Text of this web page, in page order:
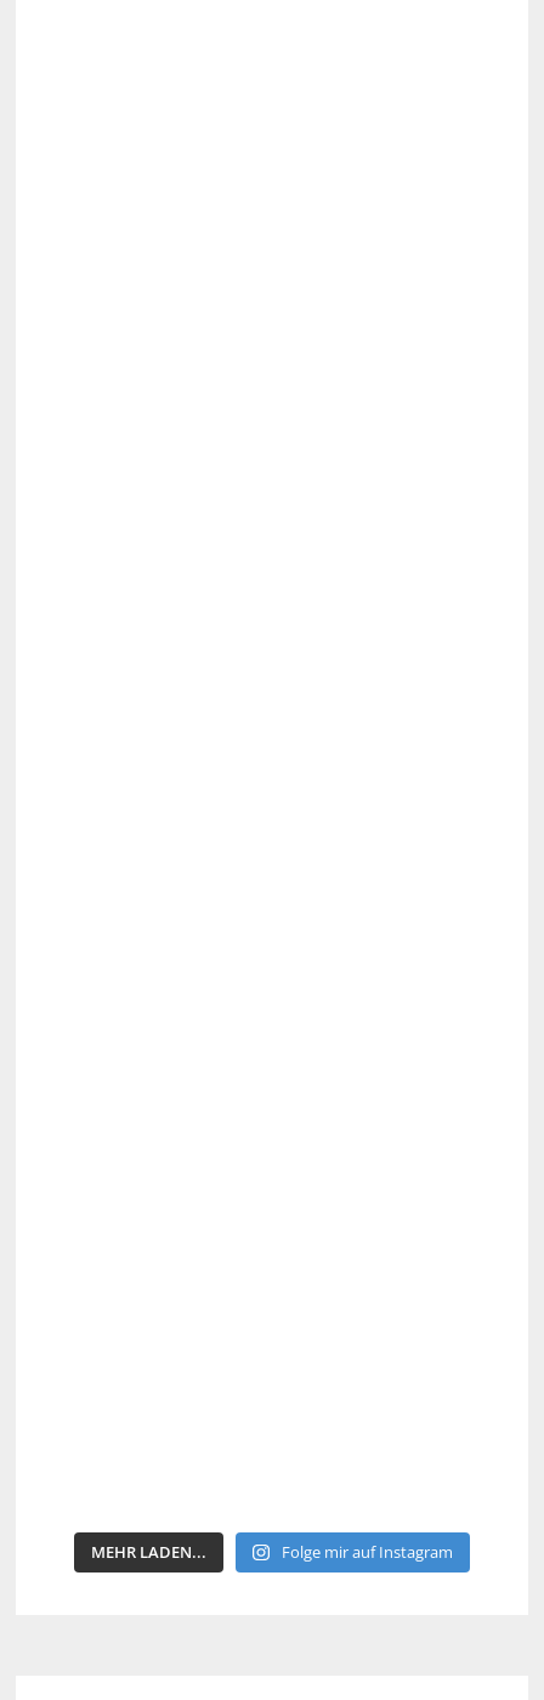
MEHR LADEN... Folge mir auf Instagram